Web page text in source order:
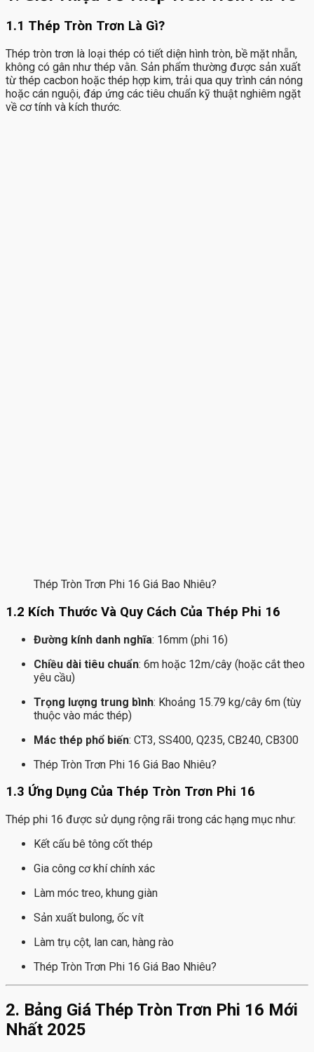
1.1 Thép Tròn Trơn Là Gì?
Thép tròn trơn là loại thép có tiết diện hình tròn, bề mặt nhẵn,
không có gân như thép vằn. Sản phẩm thường được sản xuất
từ thép cacbon hoặc thép hợp kim, trải qua quy trình cán nóng
hoặc cán nguội, đáp ứng các tiêu chuẩn kỹ thuật nghiêm ngặt
về cơ tính và kích thước.
Thép Tròn Trơn Phi 16 Giá Bao Nhiêu?
1.2 Kích Thước Và Quy Cách Của Thép Phi 16
Đường kính danh nghĩa: 16mm (phi 16)
Chiều dài tiêu chuẩn: 6m hoặc 12m/cây (hoặc cắt theo
yêu cầu)
Trọng lượng trung bình: Khoảng 15.79 kg/cây 6m (tùy
thuộc vào mác thép)
Mác thép phổ biến: CT3, SS400, Q235, CB240, CB300
Thép Tròn Trơn Phi 16 Giá Bao Nhiêu?
1.3 Ứng Dụng Của Thép Tròn Trơn Phi 16
Thép phi 16 được sử dụng rộng rãi trong các hạng mục như:
Kết cấu bê tông cốt thép
Gia công cơ khí chính xác
Làm móc treo, khung giàn
Sản xuất bulong, ốc vít
Làm trụ cột, lan can, hàng rào
Thép Tròn Trơn Phi 16 Giá Bao Nhiêu?
2. Bảng Giá Thép Tròn Trơn Phi 16 Mới
Nhất 2025